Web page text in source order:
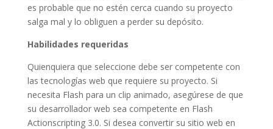
es probable que no estén cerca cuando su proyecto
salga mal y lo obliguen a perder su depósito.
Habilidades requeridas
Quienquiera que seleccione debe ser competente con
las tecnologías web que requiere su proyecto. Si
necesita Flash para un clip animado, asegúrese de que
su desarrollador web sea competente en Flash
Actionscripting 3.0. Si desea convertir su sitio web en